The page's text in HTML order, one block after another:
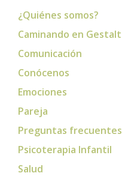
¿Quiénes somos?
Caminando en Gestalt
Comunicación
Conócenos
Emociones
Pareja
Preguntas frecuentes
Psicoterapia Infantil
Salud